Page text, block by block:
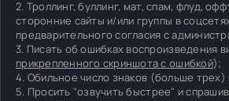
2. Троллинг, буллинг, мат, спам, флуд,
сторонние сайты и/или группы в
предварительного согласия с
3. Писать об ошибках воспроизведения
прикрепленного скриншота с ошибкой);
4. Обильное число знаков (больше
5. Просить "озвучить быстрее" и